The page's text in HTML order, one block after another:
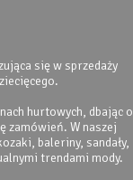
się w sprzedaży
hurtowych, dbając o
zamówień. W naszej
baleriny, sandały,
trendami mody.